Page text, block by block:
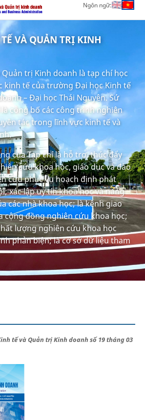
Ngôn ngữ:
VÀ QUẢN TRỊ KINH
Quản trị Kinh doanh là tạp chí học
kinh tế của trường Đại học Kinh tế
– Đại học Thái Nguyên. Sứ
công bố các công trình nghiên
tác trong lĩnh vực kinh tế và
của Tạp chí là hỗ trợ, thúc đẩy
cứu khoa học, giáo dục và đào
cứu phục vụ hoạch định phát
xác lập uy tín khoa học và năng
các nhà khoa học; là kênh giao
cộng đồng nghiên cứu khoa học;
lượng nghiên cứu khoa học
phản biện; là cơ sở dữ liệu tham
tế và Quản trị Kinh doanh số 19 tháng 03